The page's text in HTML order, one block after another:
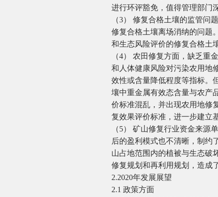
进行环评豁免，值得管理部门
（3） 修复合格土壤的监管问
修复合格土壤离场消纳的问题
和生态风险评价的修复合格土
（4） 农田修复方面，缺乏重
和人体健康风险对污染农用地
效性或含量降低程度等指标。
壤中重金属有效态含量与农产
价标准混乱，并出现农用地修
复效果评价标准，进一步建立
（5） 矿山修复行业资金来源
后的盈利模式也不清晰，制约
山占地范围内的植被与生态破
修复规划和再利用规划，造成
2.2020年发展展望
2.1 政策方面